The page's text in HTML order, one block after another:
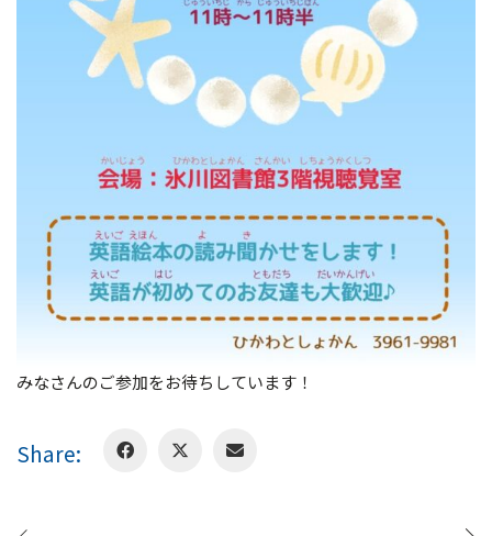
みなさんのご参加をお待ちしています！
Share: